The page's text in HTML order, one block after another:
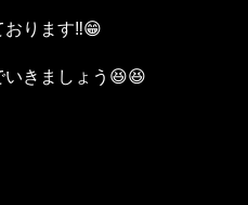
ります‼️😁
きましょう😆😆